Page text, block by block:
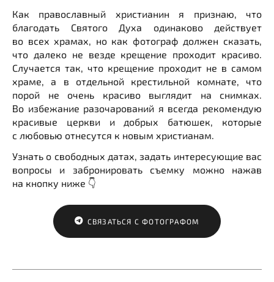
Как православный христианин я признаю, что
благодать Святого Духа одинаково действует
во всех храмах, но как фотограф должен сказать,
что далеко не везде крещение проходит красиво.
Случается так, что крещение проходит не в самом
храме, а в отдельной крестильной комнате, что
порой не очень красиво выглядит на снимках.
Во избежание разочарований я всегда рекомендую
красивые церкви и добрых батюшек, которые
с любовью отнесутся к новым христианам.
Узнать о свободных датах, задать интересующие вас
вопросы и забронировать съемку можно нажав
на кнопку ниже 👇
СВЯЗАТЬСЯ С ФОТОГРАФОМ